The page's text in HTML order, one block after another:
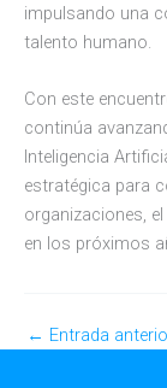
impulsando una
talento humano.
Con este
continúa
Inteligencia
estratégica para
organizaciones,
en los próximos
← Entrada